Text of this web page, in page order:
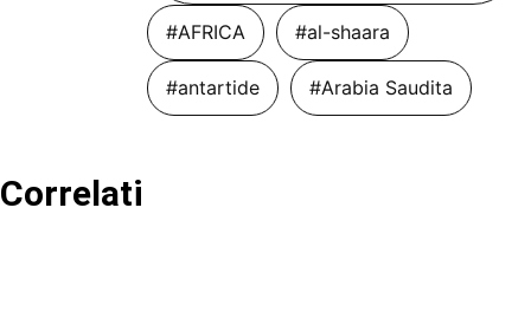
#AFRICA #al-shaara
#antartide #Arabia Saudita
Correlati